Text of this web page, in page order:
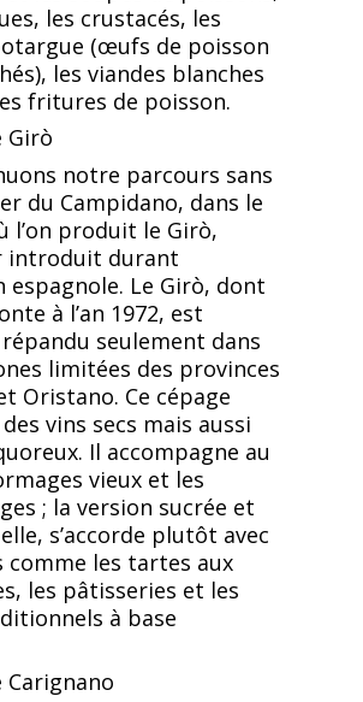
les crustacés, les
(œufs de poisson
les viandes blanches
fritures de poisson.
Girò
notre parcours sans
du Campidano, dans le
l’on produit le Girò,
introduit durant
espagnole. Le Girò, dont
à l’an 1972, est
seulement dans
limitées des provinces
Oristano. Ce cépage
vins secs mais aussi
Il accompagne au
vieux et les
; la version sucrée et
s’accorde plutôt avec
comme les tartes aux
les pâtisseries et les
à base
Carignano